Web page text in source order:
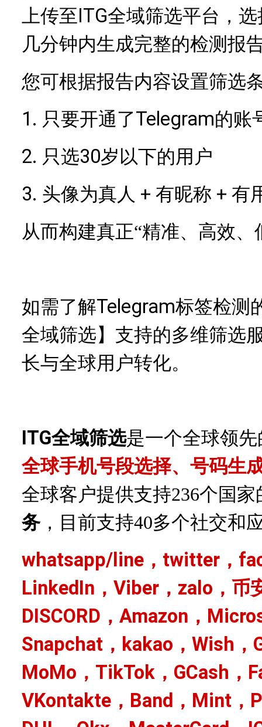
上传至ITG全域筛选平台，
几分钟内生成完整的检测报
您可根据报告内容设置筛选
1. 只要开通了Telegram的账
2. 只选30岁以下的用户
3. 头像为真人 + 有昵称 + 有
从而构建真正“精准、高效
如需了解Telegram标签检测
全域筛选】支持的多维筛选
长与全球用户转化。
ITG全域筛选是一个全球领
全球手机号段选择、号码生
全球客户提供支持236个国
务，目前支持40多个社交和
whatsapp/line，twitter，
LinkedIn，Viber，zalo，币
DISCORD，Amazon，
Snapchat，kakao，Wish，
MoMo，TikTok，GCash，
VKontakte，Band，Mint，